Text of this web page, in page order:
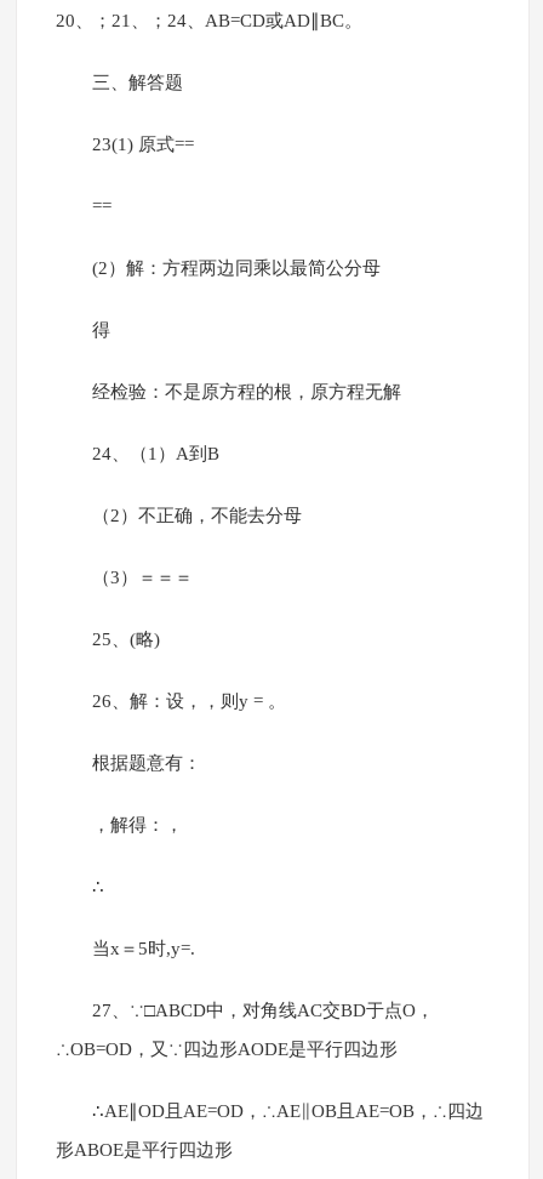
20、；21、；24、AB=CD或AD∥BC。
三、解答题
23(1) 原式==
==
(2）解：方程两边同乘以最简公分母
得
经检验：不是原方程的根，原方程无解
24、（1）A到B
（2）不正确，不能去分母
（3）＝＝＝
25、(略)
26、解：设，，则y = 。
根据题意有：
，解得：，
∴
当x＝5时,y=.
27、∵□ABCD中，对角线AC交BD于点O，
∴OB=OD，又∵四边形AODE是平行四边形
∴AE∥OD且AE=OD，∴AE∥OB且AE=OB，∴四边
形ABOE是平行四边形